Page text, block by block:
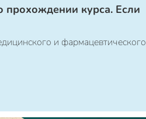
прохождении курса. Если
и фармацевтического